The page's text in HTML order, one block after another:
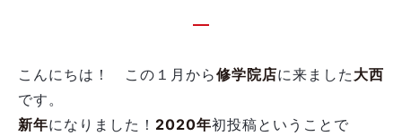
こんにちは！ この１月から修学院店に来ました 大西
です。
新年になりました！ 2020年初投稿ということで